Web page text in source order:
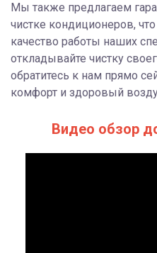
Мы также предлагаем
чистке кондиционеров,
качество работы наших
откладывайте чистку
обратитесь к нам прямо
комфорт и здоровый
Видео обзор